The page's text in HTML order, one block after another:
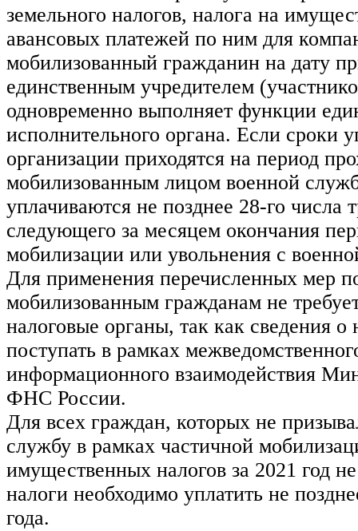
земельного налогов, налога на
авансовых платежей по ним для
мобилизованный гражданин на дату
единственным учредителем
одновременно выполняет функции
исполнительного органа. Если сроки
организации приходятся на период
мобилизованным лицом военной
уплачиваются не позднее 28-го числа
следующего за месяцем окончания
мобилизации или увольнения с
Для применения перечисленных мер
мобилизованным гражданам не
налоговые органы, так как сведения о
поступать в рамках
информационного взаимодействия
ФНС России.
Для всех граждан, которых не
службу в рамках частичной
имущественных налогов за 2021 год
налоги необходимо уплатить не
года.